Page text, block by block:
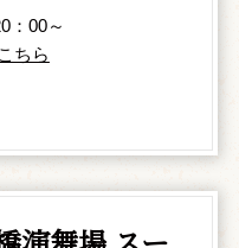
：00～
こちら